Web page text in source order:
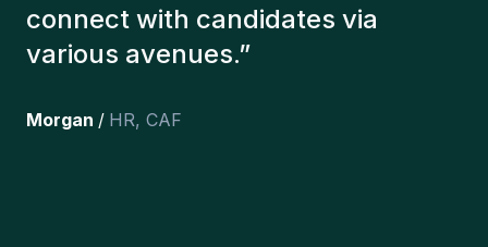
people we've recruited are still
here, and personally I'm very
the team. ”